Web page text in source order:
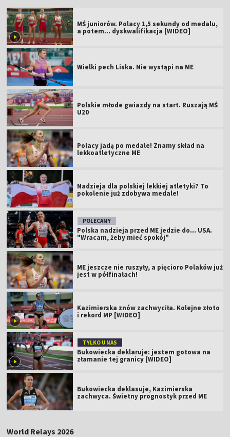
MŚ juniorów. Polacy 1,5 sekundy od medalu,
a potem... dyskwalifikacja [WIDEO]
Wielki pech Liska. Nie wystąpi na ME
Polskie młode gwiazdy na start. Ruszają MŚ
U20
Polacy jadą po medale! Znamy skład na
lekkoatletyczne ME
Nadzieja dla polskiej lekkiej atletyki? To
pokolenie już zdobywa medale!
POLECAMY
Polska nadzieja przed ME jedzie do... USA.
"Wracam, żeby mieć spokój"
ME jeszcze nie ruszyły, a pięcioro Polaków już
jest w półfinałach!
Kazimierska znów zachwyciła. Kolejne złoto
i rekord MP [WIDEO]
TYLKO U NAS
Bukowiecka deklaruje: jestem gotowa na
złamanie tej granicy [WIDEO]
Bukowiecka deklasuje, Kazimierska
zachwyca. Świetny prognostyk przed ME
World Relays 2026